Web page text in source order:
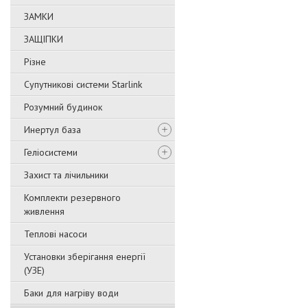
ЗАМКИ
ЗАЩІПКИ
Різне
Супутникові системи Starlink
Розумний будинок
Инертул база
Геліосистеми
Захист та лічильники
Комплекти резервного
живлення
Теплові насоси
Установки зберігання енергії
(УЗЕ)
Баки для нагріву води